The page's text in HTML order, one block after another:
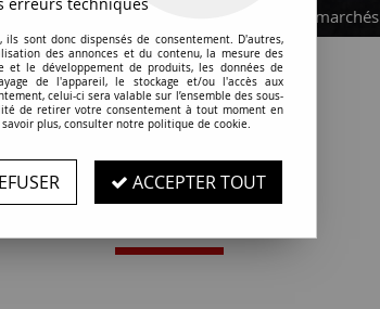
La boutique Les marchés
de Pintade
sont donc dispensés de consentement. D'autres,
des annonces et du contenu, la mesure des
et le développement de produits, les données de
de l'appareil, le stockage et/ou l'accès aux
celui-ci sera valable sur l’ensemble des sous-
de retirer votre consentement à tout moment en
plus, consulter notre politique de cookie.
ACCEPTER TOUT